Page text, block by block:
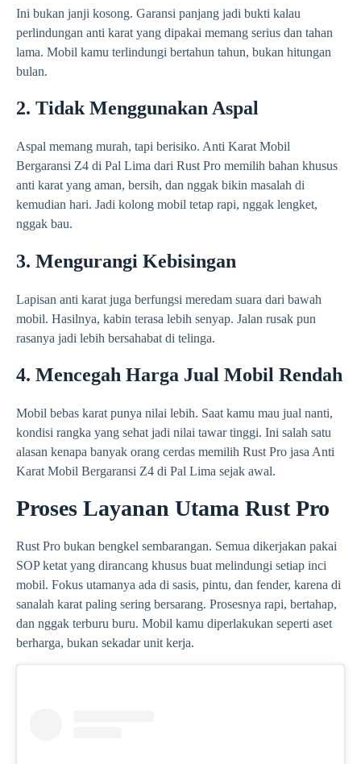
Ini bukan janji kosong. Garansi panjang jadi bukti kalau
perlindungan anti karat yang dipakai memang serius dan tahan
lama. Mobil kamu terlindungi bertahun tahun, bukan hitungan
bulan.
2. Tidak Menggunakan Aspal
Aspal memang murah, tapi berisiko. Anti Karat Mobil
Bergaransi Z4 di Pal Lima dari Rust Pro memilih bahan khusus
anti karat yang aman, bersih, dan nggak bikin masalah di
kemudian hari. Jadi kolong mobil tetap rapi, nggak lengket,
nggak bau.
3. Mengurangi Kebisingan
Lapisan anti karat juga berfungsi meredam suara dari bawah
mobil. Hasilnya, kabin terasa lebih senyap. Jalan rusak pun
rasanya jadi lebih bersahabat di telinga.
4. Mencegah Harga Jual Mobil Rendah
Mobil bebas karat punya nilai lebih. Saat kamu mau jual nanti,
kondisi rangka yang sehat jadi nilai tawar tinggi. Ini salah satu
alasan kenapa banyak orang cerdas memilih Rust Pro jasa Anti
Karat Mobil Bergaransi Z4 di Pal Lima sejak awal.
Proses Layanan Utama Rust Pro
Rust Pro bukan bengkel sembarangan. Semua dikerjakan pakai
SOP ketat yang dirancang khusus buat melindungi setiap inci
mobil. Fokus utamanya ada di sasis, pintu, dan fender, karena di
sanalah karat paling sering bersarang. Prosesnya rapi, bertahap,
dan nggak terburu buru. Mobil kamu diperlakukan seperti aset
berharga, bukan sekadar unit kerja.